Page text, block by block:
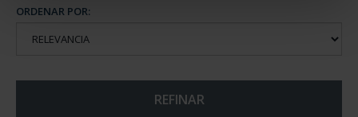
ORDENAR POR:
REFINAR